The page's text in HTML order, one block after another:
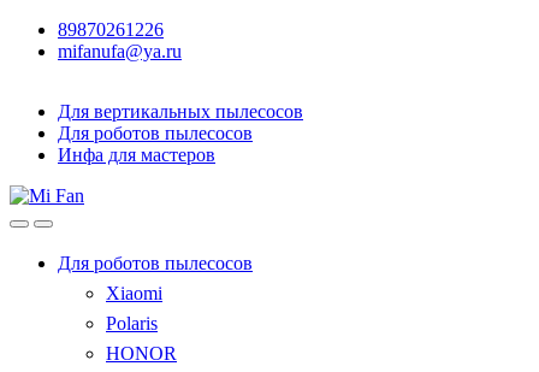
89870261226
mifanufa@ya.ru
Для вертикальных пылесосов
Для роботов пылесосов
Инфа для мастеров
Для роботов пылесосов
Xiaomi
Polaris
HONOR